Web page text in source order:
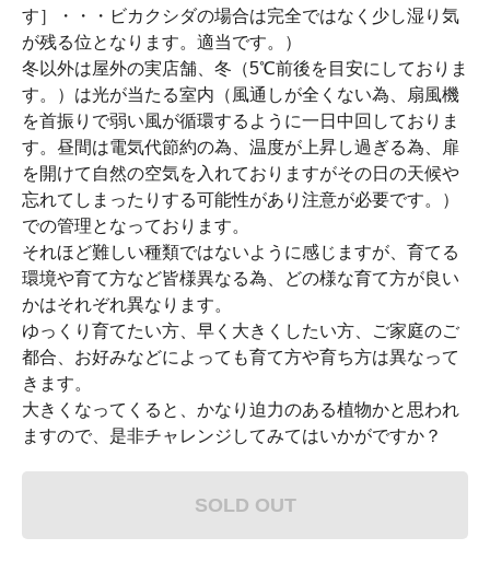
す］・・・ビカクシダの場合は完全ではなく少し湿り気
が残る位となります。適当です。）
冬以外は屋外の実店舗、冬（5℃前後を目安にしておりま
す。）は光が当たる室内（風通しが全くない為、扇風機
を首振りで弱い風が循環するように一日中回しておりま
す。昼間は電気代節約の為、温度が上昇し過ぎる為、扉
を開けて自然の空気を入れておりますがその日の天候や
忘れてしまったりする可能性があり注意が必要です。）
での管理となっております。
それほど難しい種類ではないように感じますが、育てる
環境や育て方など皆様異なる為、どの様な育て方が良い
かはそれぞれ異なります。
ゆっくり育てたい方、早く大きくしたい方、ご家庭のご
都合、お好みなどによっても育て方や育ち方は異なって
きます。
大きくなってくると、かなり迫力のある植物かと思われ
ますので、是非チャレンジしてみてはいかがですか？
SOLD OUT